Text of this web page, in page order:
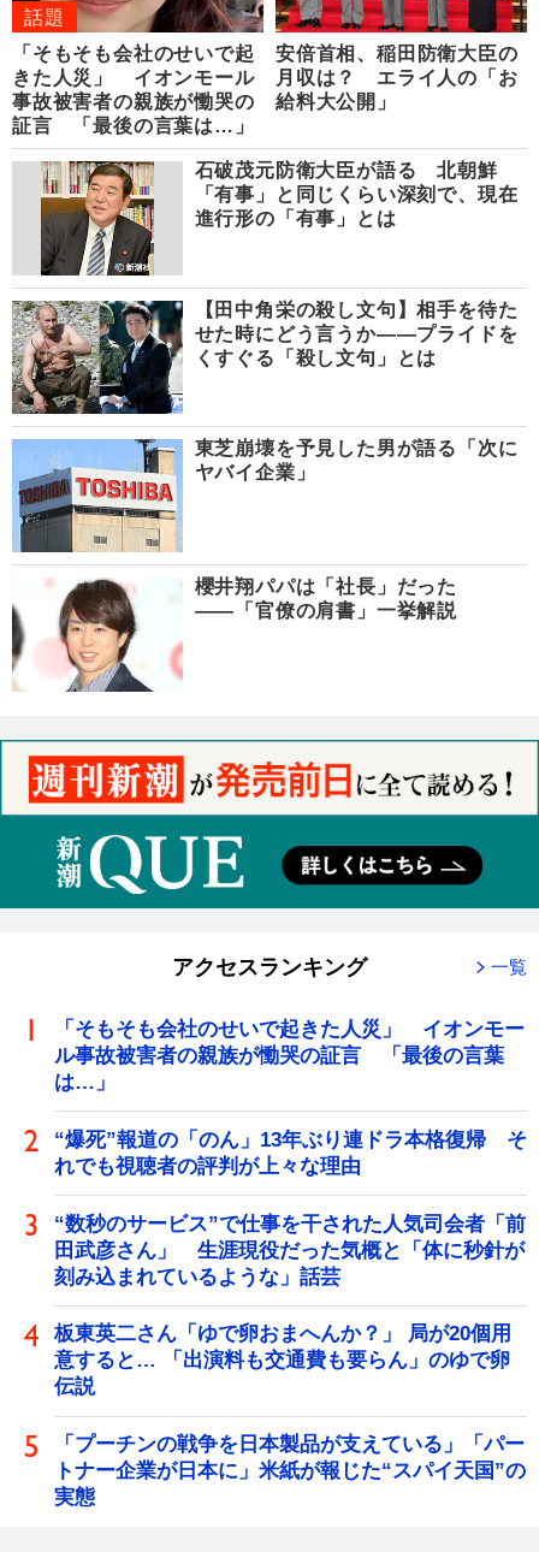
話題
「そもそも会社のせいで起
きた人災」 イオンモール
事故被害者の親族が慟哭の
証言 「最後の言葉は…」
安倍首相、稲田防衛大臣の
月収は？ エライ人の「お
給料大公開」
石破茂元防衛大臣が語る 北朝鮮
「有事」と同じくらい深刻で、現在
進行形の「有事」とは
【田中角栄の殺し文句】相手を待た
せた時にどう言うか――プライドを
くすぐる「殺し文句」とは
東芝崩壊を予見した男が語る「次に
ヤバイ企業」
櫻井翔パパは「社長」だった
――「官僚の肩書」一挙解説
アクセスランキング 一覧
「そもそも会社のせいで起きた人災」 イオンモー
ル事故被害者の親族が慟哭の証言 「最後の言葉
は…」
“爆死”報道の「のん」13年ぶり連ドラ本格復帰 そ
れでも視聴者の評判が上々な理由
“数秒のサービス”で仕事を干された人気司会者「前
田武彦さん」 生涯現役だった気概と「体に秒針が
刻み込まれているような」話芸
板東英二さん「ゆで卵おまへんか？」 局が20個用
意すると… 「出演料も交通費も要らん」のゆで卵
伝説
「プーチンの戦争を日本製品が支えている」「パー
トナー企業が日本に」米紙が報じた“スパイ天国”の
実態